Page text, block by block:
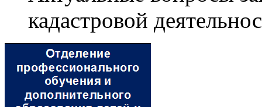
кадастровой